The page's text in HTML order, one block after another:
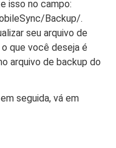
isso no campo:
Backup/.
seu arquivo de
que você deseja é
arquivo de backup do
seguida, vá em